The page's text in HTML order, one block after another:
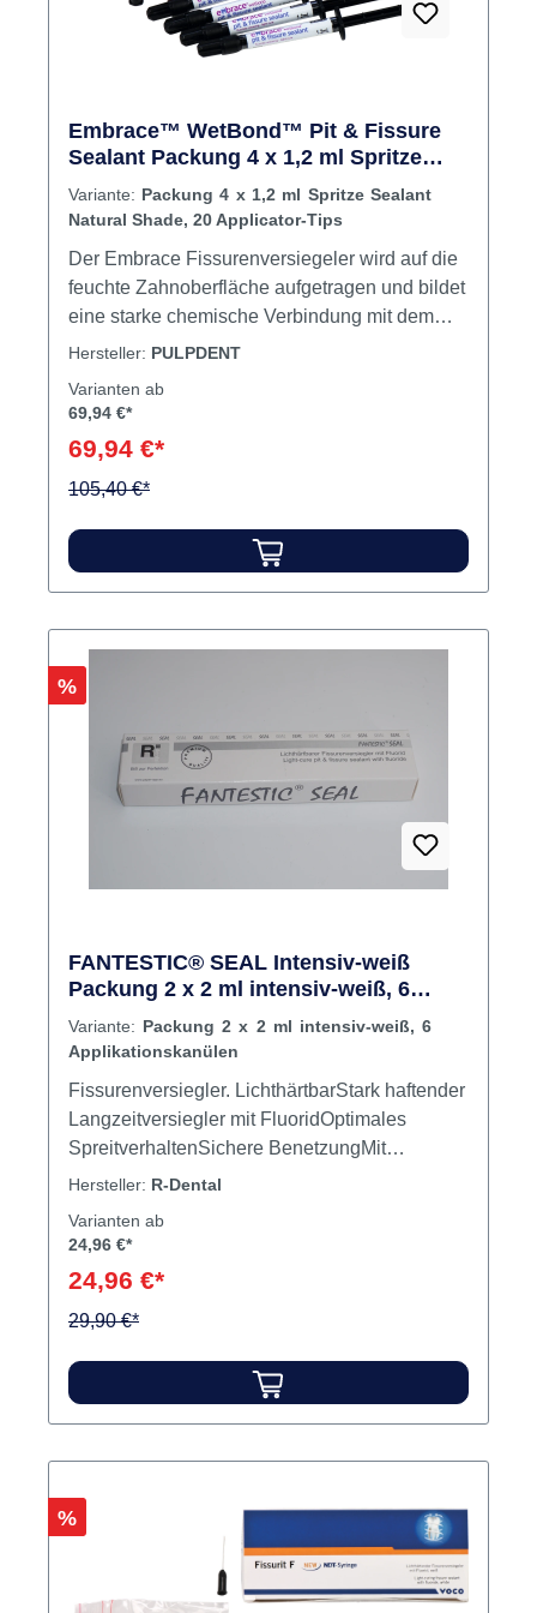
Embrace™ WetBond™ Pit & Fissure
Sealant Packung 4 x 1,2 ml Spritze
Sealant Natural Shade, 20 Applicator-
Tips
Variante: Packung 4 x 1,2 ml Spritze Sealant
Natural Shade, 20 Applicator-Tips
Der Embrace Fissurenversiegeler wird auf die
feuchte Zahnoberfläche aufgetragen und bildet
eine starke chemische Verbindung mit dem
Zahn. Die Bindung integriert das
und bildet eine haltbare, schützende Schicht,
Die kontinuierliche Fluoridfreisetzung schützt
den Zahn zusätzlich vor Karies. Keine
Haftvermittler erforderlich. Inhalt 4 x 12 ml
Spritze Sealant20 Applicator-Tips
Hersteller: PULPDENT
Varianten ab
69,94 €*
69,94 €*
105,40 €*
Rabatt
%
FANTESTIC® SEAL Intensiv-weiß
Packung 2 x 2 ml intensiv-weiß, 6
Applikationskanülen
Variante: Packung 2 x 2 ml intensiv-weiß, 6
Applikationskanülen
Fissurenversiegler. LichthärtbarStark haftender
Langzeitversiegler mit FluoridOptimales
SpreitverhaltenSichere BenetzungMit
gewinkelten Applikationskanülen Inhalt 2 x 2
Hersteller: R-Dental
Varianten ab
24,96 €*
24,96 €*
29,90 €*
Rabatt
%